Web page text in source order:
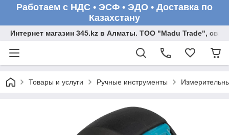
Работаем с НДС • ЭСФ • ЭДО • Доставка по
Казахстану
Интернет магазин 345.kz в Алматы. ТОО "Madu Trade",
Товары и услуги Ручные инструменты